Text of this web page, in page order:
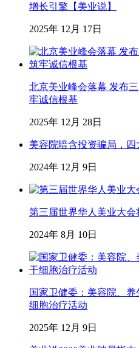
增长引擎【美业说】
2025年 12月 17日
北京美业峰会落幕 发布
牢诚信根基
2025年 12月 28日
美容院暗含投资骗局，
2024年 12月 9日
第三届世界华人美业大
2024年 8月 10日
国家卫健委：美容院、
细胞治疗活动
2025年 12月 9日